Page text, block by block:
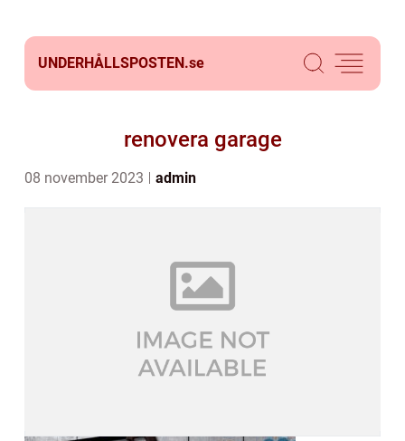
UNDERHÅLLSPOSTEN.se
renovera garage
08 november 2023 admin